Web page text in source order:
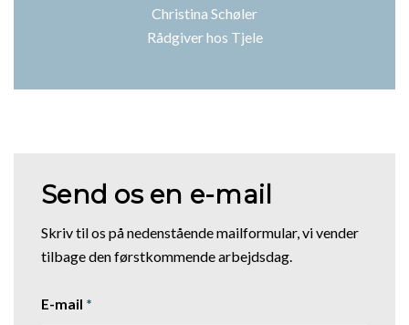
Christina Schøler
Rådgiver hos Tjele
Send os en e-mail
Skriv til os på nedenstående mailformular, vi vender
tilbage den førstkommende arbejdsdag.
E-mail *